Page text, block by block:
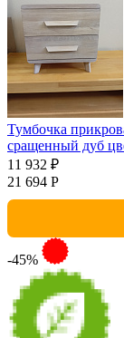
Тумбочка
сращенный дуб
11 932 ₽
21 694 Р
-45%